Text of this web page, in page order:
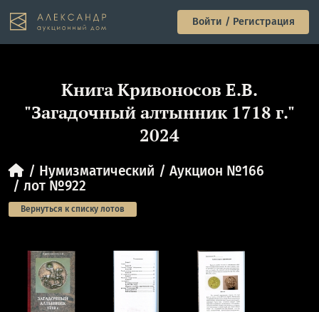
Войти / Регистрация
Книга Кривоносов Е.В.
"Загадочный алтынник 1718 г."
2024
Нумизматический
Аукцион №166
лот №922
Вернуться к списку лотов